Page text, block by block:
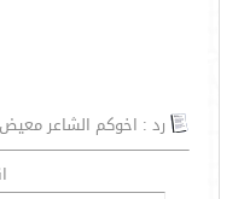
رد : اخوكم الشاعر